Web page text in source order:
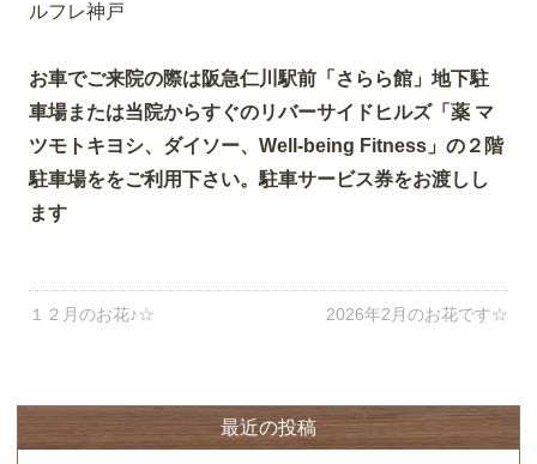
ルフレ神戸
お車でご来院の際は阪急仁川駅前「さらら館」地下駐
車場または当院からすぐのリバーサイドヒルズ「薬 マ
ツモトキヨシ、ダイソー、Well-being Fitness」の２階
駐車場ををご利用下さい。駐車サービス券をお渡しし
ます
１２月のお花♪☆ 2026年2月のお花です☆
最近の投稿